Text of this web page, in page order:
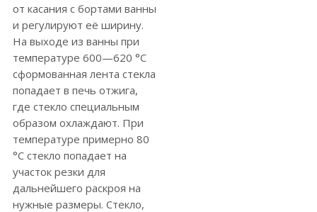
от касания с бортами ванны
и регулируют её ширину.
На выходе из ванны при
температуре 600—620 °C
сформованная лента стекла
попадает в печь отжига,
где стекло специальным
образом охлаждают. При
температуре примерно 80
°C стекло попадает на
участок резки для
дальнейшего раскроя на
нужные размеры. Стекло,